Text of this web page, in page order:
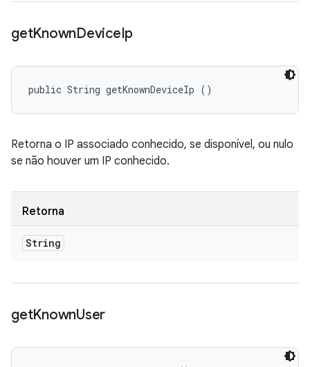
getKnownDeviceIp
public String getKnownDeviceIp ()
Retorna o IP associado conhecido, se disponível, ou nulo
se não houver um IP conhecido.
Retorna
String
getKnownUser